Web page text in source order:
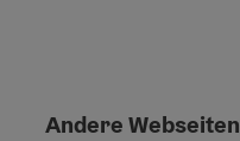
Andere Webseiten